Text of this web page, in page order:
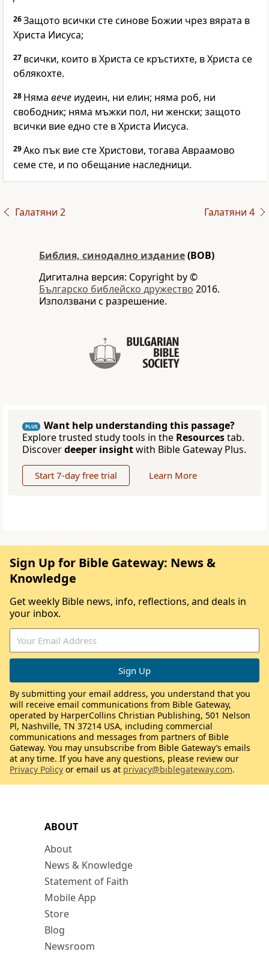
26Защото всички сте синове Божии чрез вярата в
Христа Иисуса;
27 всички, които в Христа се кръстихте, в Христа се
облякохте.
28 Няма вече иудеин, ни елин; няма роб, ни
свободник; няма мъжки пол, ни женски; защото
всички вие едно сте в Христа Иисуса.
29Ако пък вие сте Христови, тогава Авраамово
семе сте, и по обещание наследници.
Галатяни 2 Галатяни 4
Библия, синодално издание(BOB)
Дигитална версия: Copyright by ©
Българско библейско дружество 2016.
Използвани с разрешение.
PLUS
Want help understanding this passage?
Explore trusted study tools in the Resourcestab.
Discoverdeeper insightwith Bible Gateway Plus.
Start 7-day free trial Learn More
ABOUT
About
News & Knowledge
Statement of Faith
Mobile App
Store
Blog
Newsroom
Sign Up for Bible Gateway: News &
Knowledge
Get weekly Bible news, info, reflections, and deals in
your inbox.
By submitting your email address, you understand that you
will receive email communications from Bible Gateway,
operated by HarperCollins Christian Publishing, 501 Nelson
Pl, Nashville, TN 37214 USA, including commercial
communications and messages from partners of Bible
Gateway. You may unsubscribe from Bible Gateway’s emails
at any time. If you have any questions, please review our
Privacy Policy or email us at privacy@biblegateway.com.